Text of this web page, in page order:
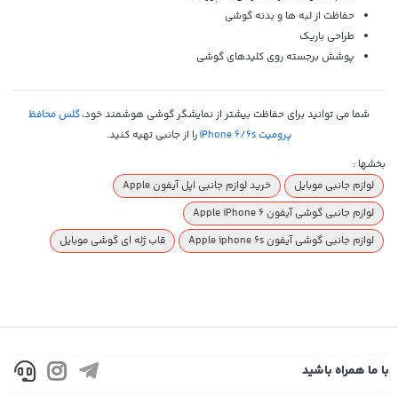
حفاظت از لبه ها و بدنه گوشی
طراحی باریک
پوشش برجسته روی کلیدهای گوشی
شما می توانید برای حفاظت بیشتر از نمایشگر گوشی هوشمند خود،گلس محافظ
پرومیت iPhone 6/6s
را از جانبی تهیه کنید.
بخشها :
لوازم جانبی موبایل
خرید لوازم جانبی اپل آیفون Apple
لوازم جانبی گوشی آیفون Apple iPhone 6
لوازم جانبی گوشی آیفون Apple iphone 6s
قاب ژله ای گوشی موبایل
با ما همراه باشید